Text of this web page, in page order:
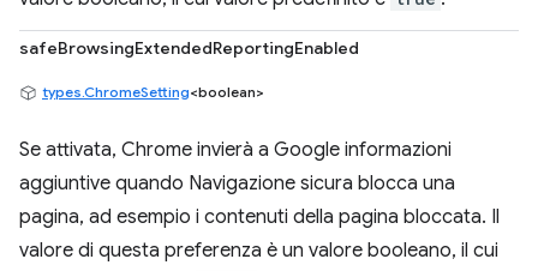
safeBrowsingExtendedReportingEnabled
types.ChromeSetting<boolean>
Se attivata, Chrome invierà a Google informazioni
aggiuntive quando Navigazione sicura blocca una
pagina, ad esempio i contenuti della pagina bloccata. Il
valore di questa preferenza è un valore booleano, il cui